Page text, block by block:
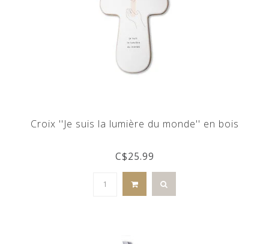
Croix ''Je suis la lumière du monde'' en bois
C$25.99